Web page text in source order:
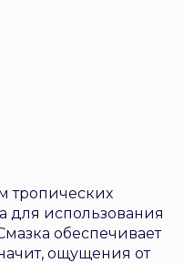
тропических
для использования
обеспечивает
ощущения от